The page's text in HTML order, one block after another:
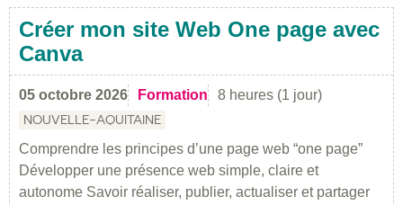
Créer mon site Web One page avec
Canva
05 octobre 2026 Formation 8 heures (1 jour)
NOUVELLE-AQUITAINE
Comprendre les principes d’une page web “one page”
Développer une présence web simple, claire et
autonome Savoir réaliser, publier, actualiser et partager